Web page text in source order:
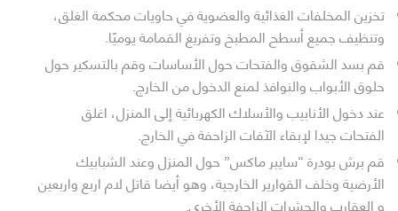
تخزين المخلفات الغذائية والعضوية في حاويات محكمة الغلق،
وتنظيف جميع أسطح المطبخ وتفريغ القمامة يوميًا.
قم بسد الشقوق والفتحات حول الأساسات وقم بالتسكير حول
حلوق الأبواب والنوافذ لمنع الدخول من الخارج.
عند دخول الأنابيب والأسلاك الكهربائية إلى المنزل، اغلق
الفتحات جيدا لإبقاء الآفات الزاحفة في الخارج.
قم برش بودرة “سايبر ماكس” حول المنزل وعند الشبابيك
الأرضية وخلف القوارير الخارجية، وهو أيضا قاتل لام اربع واربعين
و العقارب والحشرات الزاحفة الأخرى.